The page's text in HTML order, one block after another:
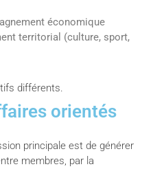
économique
territorial (culture, sport,
différents.
orientés
principale est de générer
membres, par la